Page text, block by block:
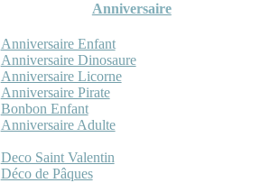
Anniversaire
Anniversaire Enfant
Anniversaire Dinosaure
Anniversaire Licorne
Anniversaire Pirate
Bonbon Enfant
Anniversaire Adulte
Deco Saint Valentin
Déco de Pâques